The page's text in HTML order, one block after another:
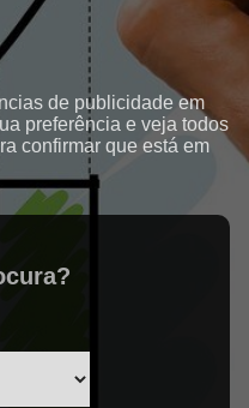
de publicidade em
preferência e veja todos
confirmar que está em